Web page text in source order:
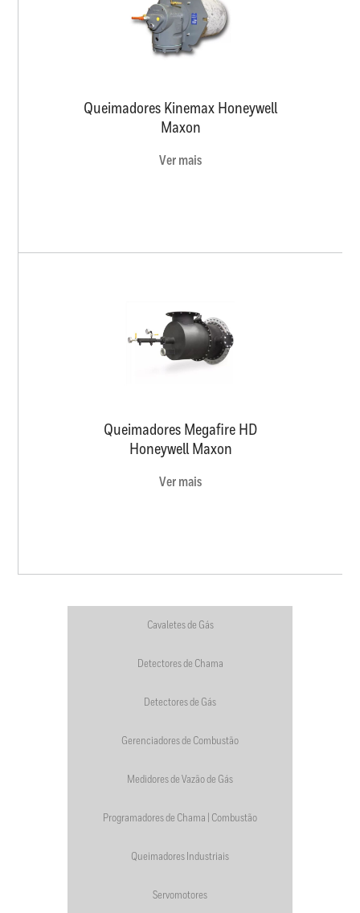
Queimadores Kinemax Honeywell
Maxon
Ver mais
Queimadores Megafire HD
Honeywell Maxon
Ver mais
Cavaletes de Gás
Detectores de Chama
Detectores de Gás
Gerenciadores de Combustão
Medidores de Vazão de Gás
Programadores de Chama | Combustão
Queimadores Industriais
Servomotores